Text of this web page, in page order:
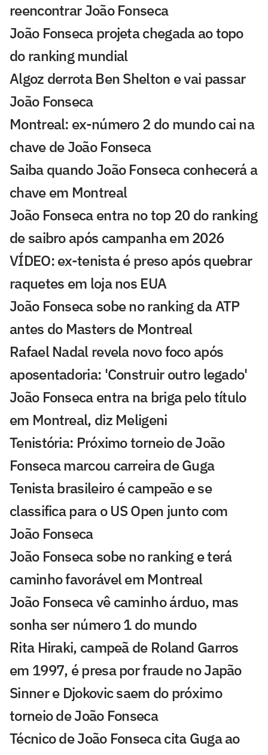
reencontrar João Fonseca
João Fonseca projeta chegada ao topo
do ranking mundial
Algoz derrota Ben Shelton e vai passar
João Fonseca
Montreal: ex-número 2 do mundo cai na
chave de João Fonseca
Saiba quando João Fonseca conhecerá a
chave em Montreal
João Fonseca entra no top 20 do ranking
de saibro após campanha em 2026
VÍDEO: ex-tenista é preso após quebrar
raquetes em loja nos EUA
João Fonseca sobe no ranking da ATP
antes do Masters de Montreal
Rafael Nadal revela novo foco após
aposentadoria: 'Construir outro legado'
João Fonseca entra na briga pelo título
em Montreal, diz Meligeni
Tenistória: Próximo torneio de João
Fonseca marcou carreira de Guga
Tenista brasileiro é campeão e se
classifica para o US Open junto com
João Fonseca
João Fonseca sobe no ranking e terá
caminho favorável em Montreal
João Fonseca vê caminho árduo, mas
sonha ser número 1 do mundo
Rita Hiraki, campeã de Roland Garros
em 1997, é presa por fraude no Japão
Sinner e Djokovic saem do próximo
torneio de João Fonseca
Técnico de João Fonseca cita Guga ao